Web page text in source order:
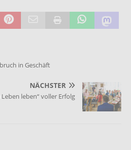
in Geschäft
NÄCHSTER
leben“ voller Erfolg